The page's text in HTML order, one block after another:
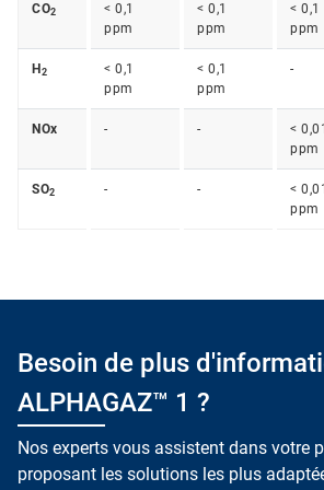
CO2
< 0,1
ppm
< 0,1
ppm
< 0,1
ppm
H 2
< 0,1
ppm
< 0,1
ppm
-
NOx - -
< 0,01
ppm
SO2 - -
< 0,01
ppm
Besoin de plus
ALPHAGAZ™ 1 ?
Nos experts vous assistent dans votre
proposant les solutions les plus